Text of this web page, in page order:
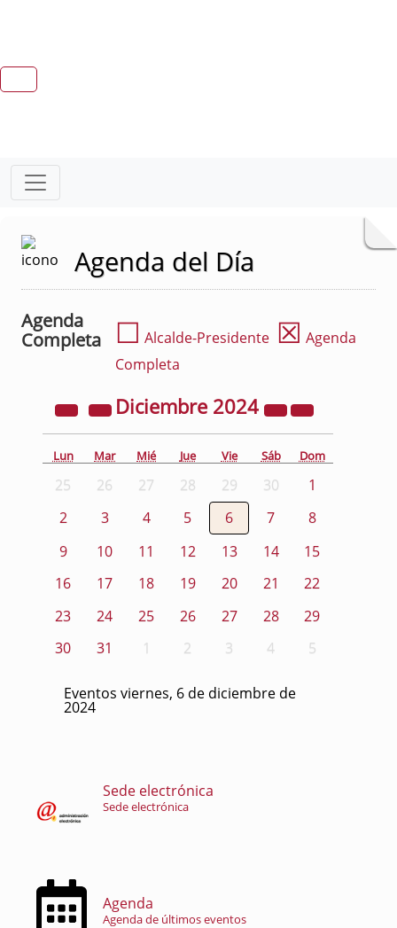
Agenda del Día
Agenda
Completa
☐ Alcalde-Presidente ☒ Agenda
Completa
Diciembre 2024
Lun Mar Mié Jue Vie Sáb Dom
25 26 27 28 29 30
1
2
3 4 5 6 7
8
9
10 11 12 13 14
15
16
17 18 19 20 21
22
23
24 25 26 27 28
29
30
31 1 2 3 4 5
Eventos viernes, 6 de diciembre de
2024
Sede electrónica
Sede electrónica
Agenda
Agenda de últimos eventos